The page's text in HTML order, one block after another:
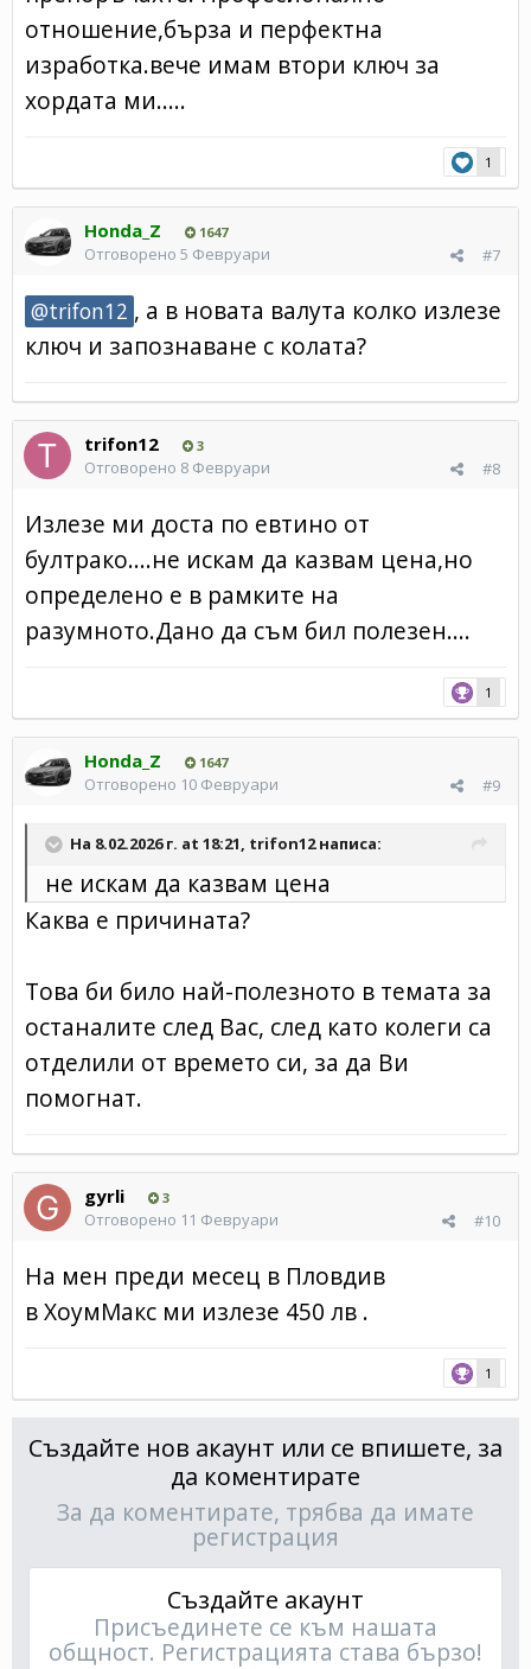
отношение,бърза и перфектна
изработка.вече имам втори ключ за
хордата ми.....
1
Honda_Z 1647
#7
Отговорено 5 Февруари
@trifon12 , а в новата валута колко излезе
ключ и запознаване с колата?
trifon12 3
#8
Отговорено 8 Февруари
Излезе ми доста по евтино от
бултрако....не искам да казвам цена,но
определено е в рамките на
разумното.Дано да съм бил полезен....
1
Honda_Z 1647
#9
Отговорено 10 Февруари
На 8.02.2026 г. at 18:21, trifon12написа:
не искам да казвам цена
Каква е причината?
Това би било най-полезното в темата за
останалите след Вас, след като колеги са
отделили от времето си, за да Ви
помогнат.
gyrli 3
#10
Отговорено 11 Февруари
На мен преди месец в Пловдив
в ХоумМакс ми излезе 450 лв .
1
Създайте нов акаунт или се впишете, за
да коментирате
За да коментирате, трябва да имате
регистрация
Създайте акаунт
Присъединете се към нашата
общност. Регистрацията става бързо!